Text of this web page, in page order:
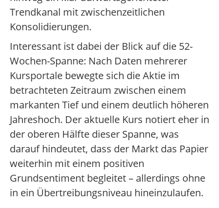
Trendkanal mit zwischenzeitlichen
Konsolidierungen.
Interessant ist dabei der Blick auf die 52-
Wochen-Spanne: Nach Daten mehrerer
Kursportale bewegte sich die Aktie im
betrachteten Zeitraum zwischen einem
markanten Tief und einem deutlich höheren
Jahreshoch. Der aktuelle Kurs notiert eher in
der oberen Hälfte dieser Spanne, was
darauf hindeutet, dass der Markt das Papier
weiterhin mit einem positiven
Grundsentiment begleitet – allerdings ohne
in ein Übertreibungsniveau hineinzulaufen.